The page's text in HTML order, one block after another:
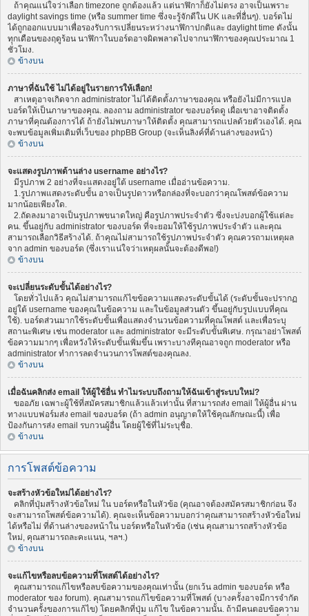
ถ้าคุณแน่ใจว่าเลือก timezone ถูกต้องแล้ว แต่นาฬิกาก็ยังไม่ตรง อาจเป็นเพราะ
daylight savings time (หรือ summer time ซึ่งจะรู้จักดีใน UK และที่อื่นๆ). บอร์ดไม่
ได้ถูกออกแบบมาเพื่อรองรับการเปลี่ยนระหว่างนาฬิกาปกติและ daylight time ดังนั้น
ทุกเดือนของฤดูร้อน นาฬิกาในบอร์ดอาจผิดพลาดไปจากนาฬิกาของคุณประมาณ 1
ชั่วโมง.
ข้างบน
ภาษาที่ฉันใช้ ไม่ได้อยู่ในรายการให้เลือก!
สาเหตุอาจเกิดจาก administrator ไม่ได้ติดตั้งภาษาของคุณ หรือยังไม่มีการแปล
บอร์ดให้เป็นภาษาของคุณ. ลองถาม administrator ของบอร์ดดู เผื่อเขาอาจติดตั้ง
ภาษาที่คุณต้องการได้ ถ้ายังไม่พบภาษาให้ติดตั้ง คุณสามารถแปลด้วยตัวเองได้. คุณ
จะพบข้อมูลเพิ่มเติมที่เว็บของ phpBB Group (จะเห็นลิงค์ที่ด้านล่างของหน้า)
ข้างบน
จะแสดงรูปภาพด้านล่าง username อย่างไร?
มีรูปภาพ 2 อย่างที่จะแสดงอยู่ใต้ username เมื่ออ่านข้อความ.
1.รูปภาพแสดงระดับขั้น อาจเป็นรูปดาวหรือกล่องที่จะบอกว่าคุณโพสต์ข้อความ
มากน้อยเพียงใด.
2.ถัดลงมาอาจเป็นรูปภาพขนาดใหญ่ คือรูปภาพประจำตัว ซึ่งจะบ่งบอกผู้ใช้แต่ละ
คน. ขึ้นอยู่กับ administrator ของบอร์ด ที่จะยอมให้ใช้รูปภาพประจำตัว และคุณ
สามารถเลือกวิธีสร้างได้. ถ้าคุณไม่สามารถใช้รูปภาพประจำตัว คุณควรถามเหตุผล
จาก admin ของบอร์ด (ซึ่งเราแน่ใจว่าเหตุผลนั้นจะต้องดีพอ!)
ข้างบน
จะเปลี่ยนระดับขั้นได้อย่างไร?
โดยทั่วไปแล้ว คุณไม่สามารถแก้ไขข้อความแสดงระดับขั้นได้ (ระดับขั้นจะปรากฏ
อยู่ใต้ username ของคุณในข้อความ และในข้อมูลส่วนตัว ขึ้นอยู่กับรูปแบบที่คุณ
ใช้). บอร์ดส่วนมากใช้ระดับขั้นเพื่อแสดงจำนวนข้อความที่คุณโพสต์ และเพื่อระบุ
สถานะพิเศษ เช่น moderator และ administrator จะมีระดับขั้นพิเศษ. กรุณาอย่าโพสต์
ข้อความมากๆ เพื่อหวังให้ระดับขั้นเพิ่มขึ้น เพราะบางทีคุณอาจถูก moderator หรือ
administrator ทำการลดจำนวนการโพสต์ของคุณลง.
ข้างบน
เมื่อฉันคลิกส่ง email ให้ผู้ใช้อื่น ทำไมระบบถึงถามให้ฉันเข้าสู่ระบบใหม่?
ขออภัย เฉพาะผู้ใช้ที่สมัครสมาชิกแล้วแล้วเท่านั้น ที่สามารถส่ง email ให้ผู้อื่น ผ่าน
ทางแบบฟอร์มส่ง email ของบอร์ด (ถ้า admin อนุญาตให้ใช้คุณลักษณะนี้) เพื่อ
ป้องกันการส่ง email รบกวนผู้อื่น โดยผู้ใช้ที่ไม่ระบุชื่อ.
ข้างบน
การโพสต์ข้อความ
จะสร้างหัวข้อใหม่ได้อย่างไร?
คลิกที่ปุ่มสร้างหัวข้อใหม่ ใน บอร์ดหรือในหัวข้อ (คุณอาจต้องสมัครสมาชิกก่อน จึง
จะสามารถโพสต์ข้อความได้). คุณจะเห็นข้อความบอกว่าคุณสามารถสร้างหัวข้อใหม่
ได้หรือไม่ ที่ด้านล่างของหน้าใน บอร์ดหรือในหัวข้อ (เช่น คุณสามารถสร้างหัวข้อ
ใหม่, คุณสามารถละคะแนน, ฯลฯ.)
ข้างบน
จะแก้ไขหรือลบข้อความที่โพสต์ได้อย่างไร?
คุณสามารถแก้ไขหรือลบข้อความของคุณเท่านั้น (ยกเว้น admin ของบอร์ด หรือ
moderator ของ forum). คุณสามารถแก้ไขข้อความที่โพสต์ (บางครั้งอาจมีการจำกัด
จำนวนครั้งของการแก้ไข) โดยคลิกที่ปุ่ม แก้ไข ในข้อความนั้น. ถ้ามีคนตอบข้อความ